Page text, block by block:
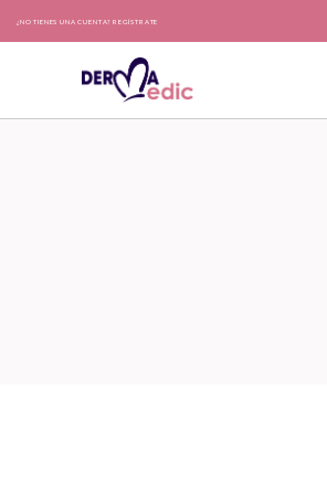
¿NO TIENES UNA CUENTA? REGÍSTRATE
No products in the cart.